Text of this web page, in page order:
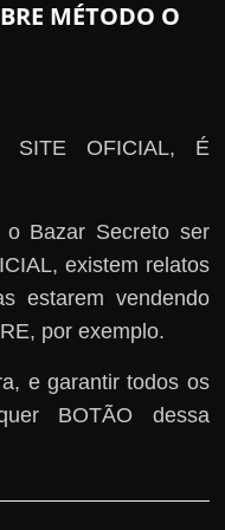
MÉTODO O
SITE OFICIAL, É
Bazar Secreto ser
existem relatos
estarem vendendo
por exemplo.
e garantir todos os
BOTÃO dessa